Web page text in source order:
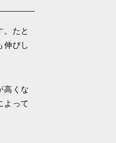
。たと
伸びし
高くな
よって